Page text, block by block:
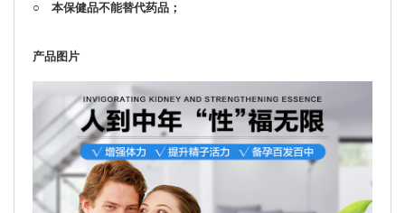
○ 本保健品不能替代药品；
产品图片